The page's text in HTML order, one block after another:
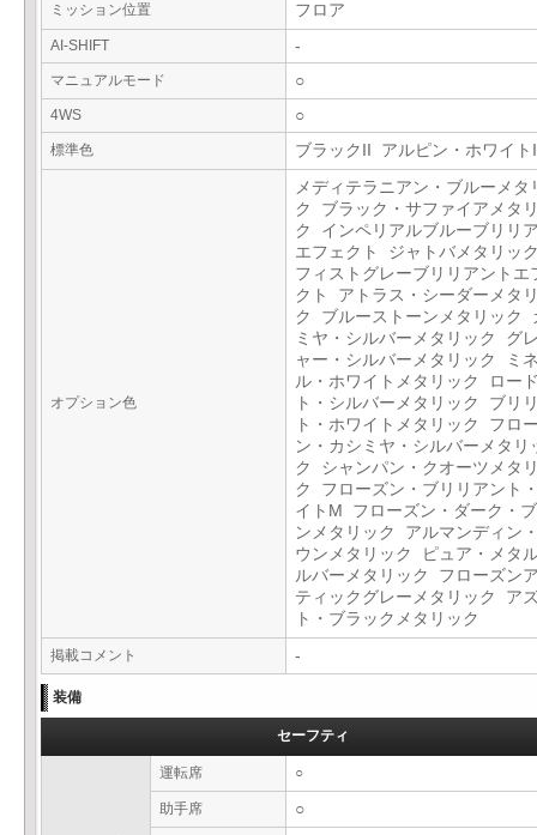
ミッション位置 フロア
AI-SHIFT -
マニュアルモード ○
4WS ○
標準色 ブラックII アルピン・ホワイ
オプション色
メディテラニアン・ブルーメタ
ク ブラック・サファイアメタ
ク インペリアルブルーブリリ
エフェクト ジャトバメタリッ
フィストグレーブリリアントエ
クト アトラス・シーダーメタ
ク ブルーストーンメタリック
ミヤ・シルバーメタリック グ
ャー・シルバーメタリック ミ
ル・ホワイトメタリック ロー
ト・シルバーメタリック ブリ
ト・ホワイトメタリック フロ
ン・カシミヤ・シルバーメタリ
ク シャンパン・クオーツメタ
ク フローズン・ブリリアント
イトM フローズン・ダーク・
ンメタリック アルマンディン
ウンメタリック ピュア・メタ
ルバーメタリック フローズン
ティックグレーメタリック ア
ト・ブラックメタリック
掲載コメント -
装備
セーフティ
運転席 ○
助手席 ○